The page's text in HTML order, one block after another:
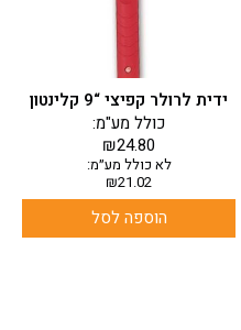
ידית לרולר קפיצי “9 קלינטון
₪24.80
כולל מע"מ:
לא כולל מע״מ:
₪21.02
הוספה לסל